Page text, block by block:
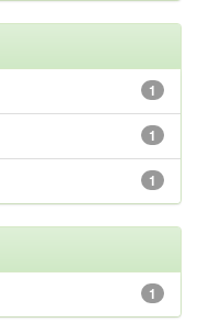
1
1
1
1